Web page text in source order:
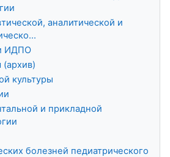
аналитической и
ИДПО
культуры
и прикладной
болезней педиатрического